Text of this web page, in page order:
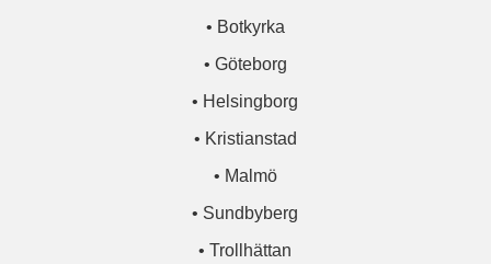
• Botkyrka
• Göteborg
• Helsingborg
• Kristianstad
• Malmö
• Sundbyberg
• Trollhättan